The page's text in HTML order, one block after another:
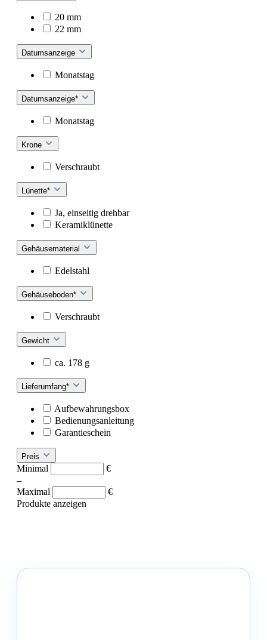
20 mm
22 mm
Datumsanzeige
Monatstag
Datumsanzeige*
Monatstag
Krone
Verschraubt
Lünette*
Ja, einseitig drehbar
Keramiklünette
Gehäusematerial
Edelstahl
Gehäuseboden*
Verschraubt
Gewicht
ca. 178 g
Lieferumfang*
Aufbewahrungsbox
Bedienungsanleitung
Garantieschein
Preis
Minimal
€
–
Maximal
€
Produkte anzeigen